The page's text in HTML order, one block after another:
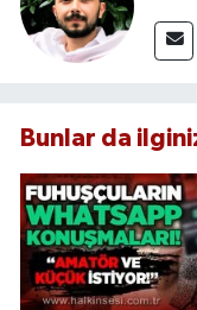
Bunlar da